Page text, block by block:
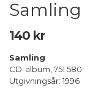
Samling
140 kr
Samling
CD-album, 751 580
Utgivningsår: 1996